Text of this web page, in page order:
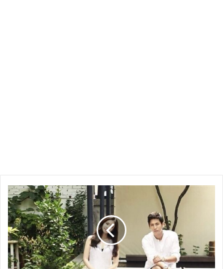
레인보우 로 가수 활동은 물론이고 mbc ‘왔다 장보리’
뮤지컬 ‘그리스’ 등을 통해 연기력을 인정받고 있으며,
tvN ‘더로맥틱&아이돌’ K STAR ‘순발력’ , ‘스페셜 디데
이’ MC 등을 맡으며 여러분야에서 재능을 보여주고 있